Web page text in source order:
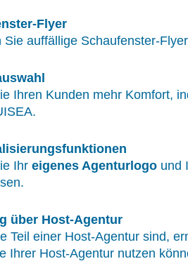
Flyer
Sie auffällige Schaufenster-
Ihren Kunden mehr Komfort,
Ihr eigenes Agenturlogo und
über Host-Agentur
Teil einer Host-Agentur sind,
Ihrer Host-Agentur nutzen